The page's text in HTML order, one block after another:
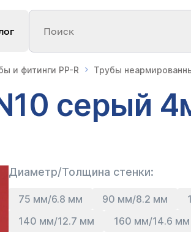
Поиск
и фитинги PP-R Трубы
серый
Диаметр/Толщина стенки:
75 мм/6.8 мм 90 мм/8.2 мм
140 мм/12.7 мм
160 мм/14.6 мм